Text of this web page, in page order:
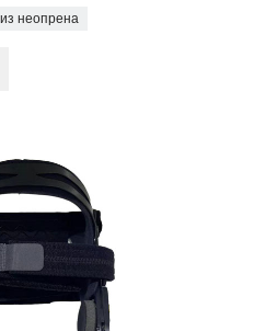
неопрена